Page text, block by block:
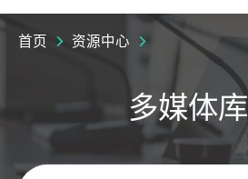
首页 资源中心
多媒体库